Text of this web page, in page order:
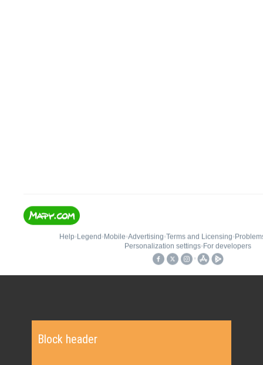
Block header